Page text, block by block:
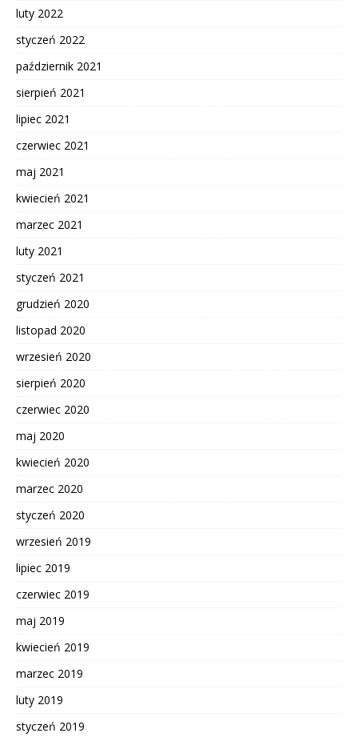
luty 2022
styczeń 2022
październik 2021
sierpień 2021
lipiec 2021
czerwiec 2021
maj 2021
kwiecień 2021
marzec 2021
luty 2021
styczeń 2021
grudzień 2020
listopad 2020
wrzesień 2020
sierpień 2020
czerwiec 2020
maj 2020
kwiecień 2020
marzec 2020
styczeń 2020
wrzesień 2019
lipiec 2019
czerwiec 2019
maj 2019
kwiecień 2019
marzec 2019
luty 2019
styczeń 2019